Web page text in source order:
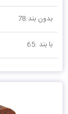
بدون بند:78
با بند :65